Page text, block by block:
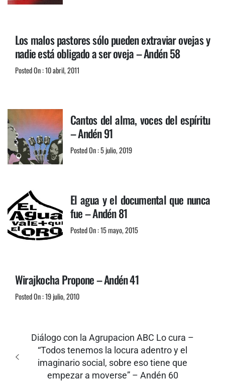
Los malos pastores sólo pueden extraviar ovejas y
nadie está obligado a ser oveja – Andén 58
Posted On : 10 abril, 2011
Cantos del alma, voces del espíritu
– Andén 91
Posted On : 5 julio, 2019
El agua y el documental que nunca
fue – Andén 81
Posted On : 15 mayo, 2015
Wirajkocha Propone – Andén 41
Posted On : 19 julio, 2010
Entrada
anterior:
Diálogo con la Agrupacion ABC Lo cura –
“Todos tenemos la locura adentro y el
imaginario social, sobre eso tiene que
empezar a moverse” – Andén 60